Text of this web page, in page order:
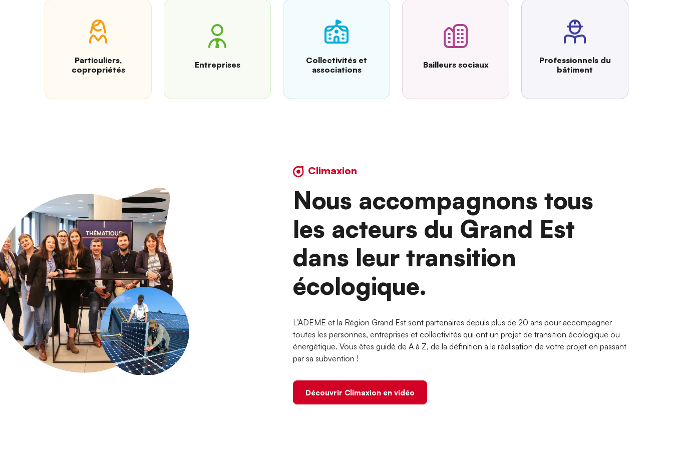
Particuliers,
copropriétés
Entreprises
Collectivités et
associations
Bailleurs sociaux
Professionnels du
bâtiment
Climaxion
Nous accompagnons tous
les acteurs du Grand Est
dans leur transition
écologique.
L’ADEME et la Région Grand Est sont partenaires depuis plus de 20 ans pour accompagner
toutes les personnes, entreprises et collectivités qui ont un projet de transition écologique ou
énergétique. Vous êtes guidé de A à Z, de la définition à la réalisation de votre projet en passant
par sa subvention !
Découvrir Climaxion en vidéo